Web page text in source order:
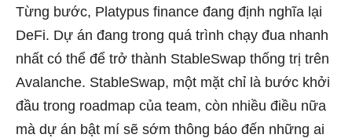
Từng bước, Platypus finance đang định nghĩa lại
DeFi. Dự án đang trong quá trình chạy đua nhanh
nhất có thể để trở thành StableSwap thống trị trên
Avalanche. StableSwap, một mặt chỉ là bước khởi
đầu trong roadmap của team, còn nhiều điều nữa
mà dự án bật mí sẽ sớm thông báo đến những ai